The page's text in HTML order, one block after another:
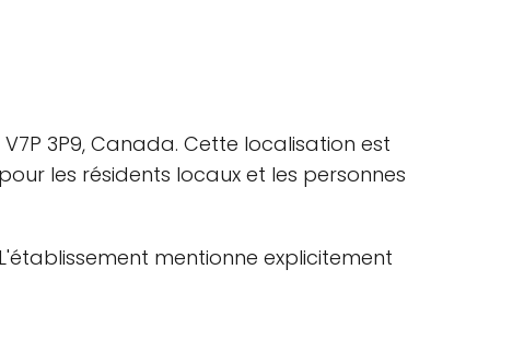
3P9, Canada. Cette localisation est
les résidents locaux et les personnes
mentionne explicitement